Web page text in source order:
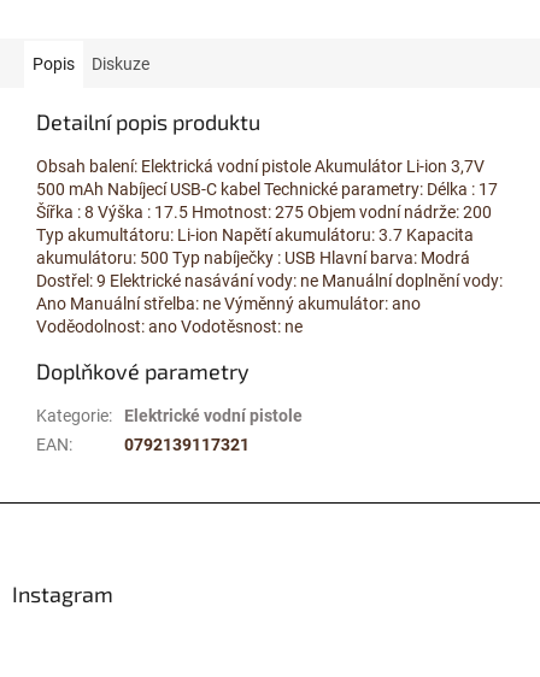
Popis Diskuze
Detailní popis produktu
Obsah balení: Elektrická vodní pistole Akumulátor Li-ion 3,7V
500 mAh Nabíjecí USB-C kabel Technické parametry: Délka : 17
Šířka : 8 Výška : 17.5 Hmotnost: 275 Objem vodní nádrže: 200
Typ akumultátoru: Li-ion Napětí akumulátoru: 3.7 Kapacita
akumulátoru: 500 Typ nabíječky : USB Hlavní barva: Modrá
Dostřel: 9 Elektrické nasávání vody: ne Manuální doplnění vody:
Ano Manuální střelba: ne Výměnný akumulátor: ano
Voděodolnost: ano Vodotěsnost: ne
Doplňkové parametry
Kategorie:
Elektrické vodní pistole
EAN: 0792139117321
Instagram